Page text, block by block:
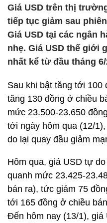
Giá USD trên thị
tiếp tục giảm sau
Giá USD tại các ngân
nhẹ. Giá USD thế giới
nhất kể từ đầu tháng 6/
Sau khi bật tăng tới 100
tăng 130 đồng ở chiều
mức 23.500-23.650
tới ngày hôm qua (12/
do lại quay đầu giảm
Hôm qua, giá USD tự
quanh mức 23.425-
bán ra), tức giảm 75
tới 165 đồng ở chiều
Đến hôm nay (13/1),